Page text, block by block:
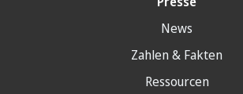
News
Zahlen & Fakten
Ressourcen